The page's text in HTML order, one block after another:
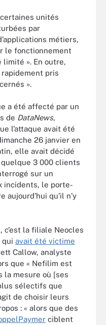
unités
par
métiers,
le fonctionnement
limité ». En outre,
pris
».
a été affecté par un
de DataNews,
l’attaque avait été
26 janvier en
elle avait décidé
3 000 clients
sur un
incidents, le porte-
aujourd’hui qu’il n’y
c’est la filiale Neocles
qui avait été victime
Callow, analyste
que « Nefilim est
la mesure où [ses
sélectifs que
de choisir leurs
: « alors que des
ciblent